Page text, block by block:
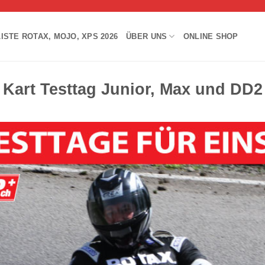
ROTAX, MOJO, XPS 2026 ÜBER UNS ONLINE SHOP
Kart Testtag Junior, Max und DD2